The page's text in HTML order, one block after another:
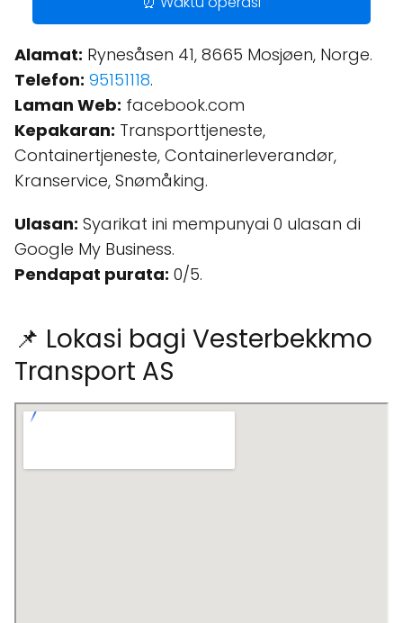
Alamat: Rynesåsen 41, 8665 Mosjøen, Norge.
Telefon: 95151118.
Laman Web: facebook.com
Kepakaran: Transporttjeneste,
Containertjeneste, Containerleverandør,
Kranservice, Snømåking.
Ulasan: Syarikat ini mempunyai 0 ulasan di
Google My Business.
Pendapat purata: 0/5.
📌 Lokasi bagi Vesterbekkmo
Transport AS